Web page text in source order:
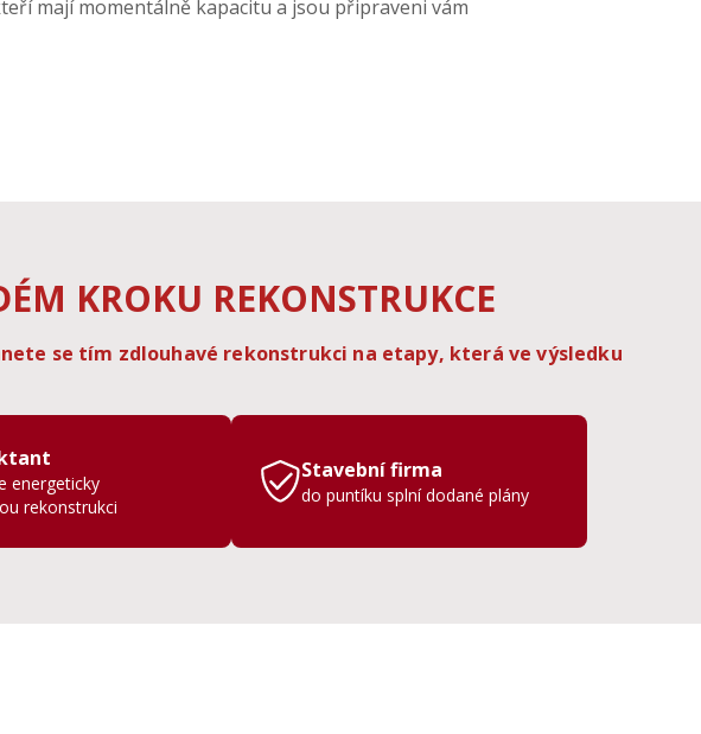
mají momentálně kapacitu a jsou připraveni vám
KROKU REKONSTRUKCE
se tím zdlouhavé rekonstrukci na etapy, která ve výsledku
energeticky
rekonstrukci
Stavební firma
do puntíku splní dodané plány